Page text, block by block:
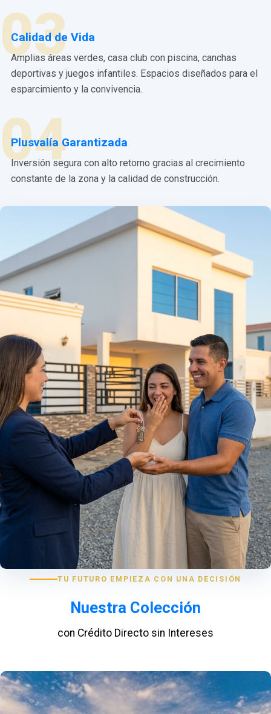
03
Calidad de Vida
Amplias áreas verdes, casa club con piscina, canchas
deportivas y juegos infantiles. Espacios diseñados para el
esparcimiento y la convivencia.
04
Plusvalía Garantizada
Inversión segura con alto retorno gracias al crecimiento
constante de la zona y la calidad de construcción.
TU FUTURO EMPIEZA CON UNA DECISIÓN
Nuestra Colección
con Crédito Directo sin Intereses